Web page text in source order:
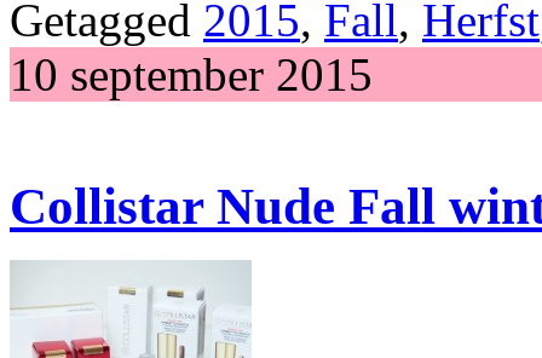
Getagged 2015, Fall, Herfst
10 september 2015
Collistar Nude Fall